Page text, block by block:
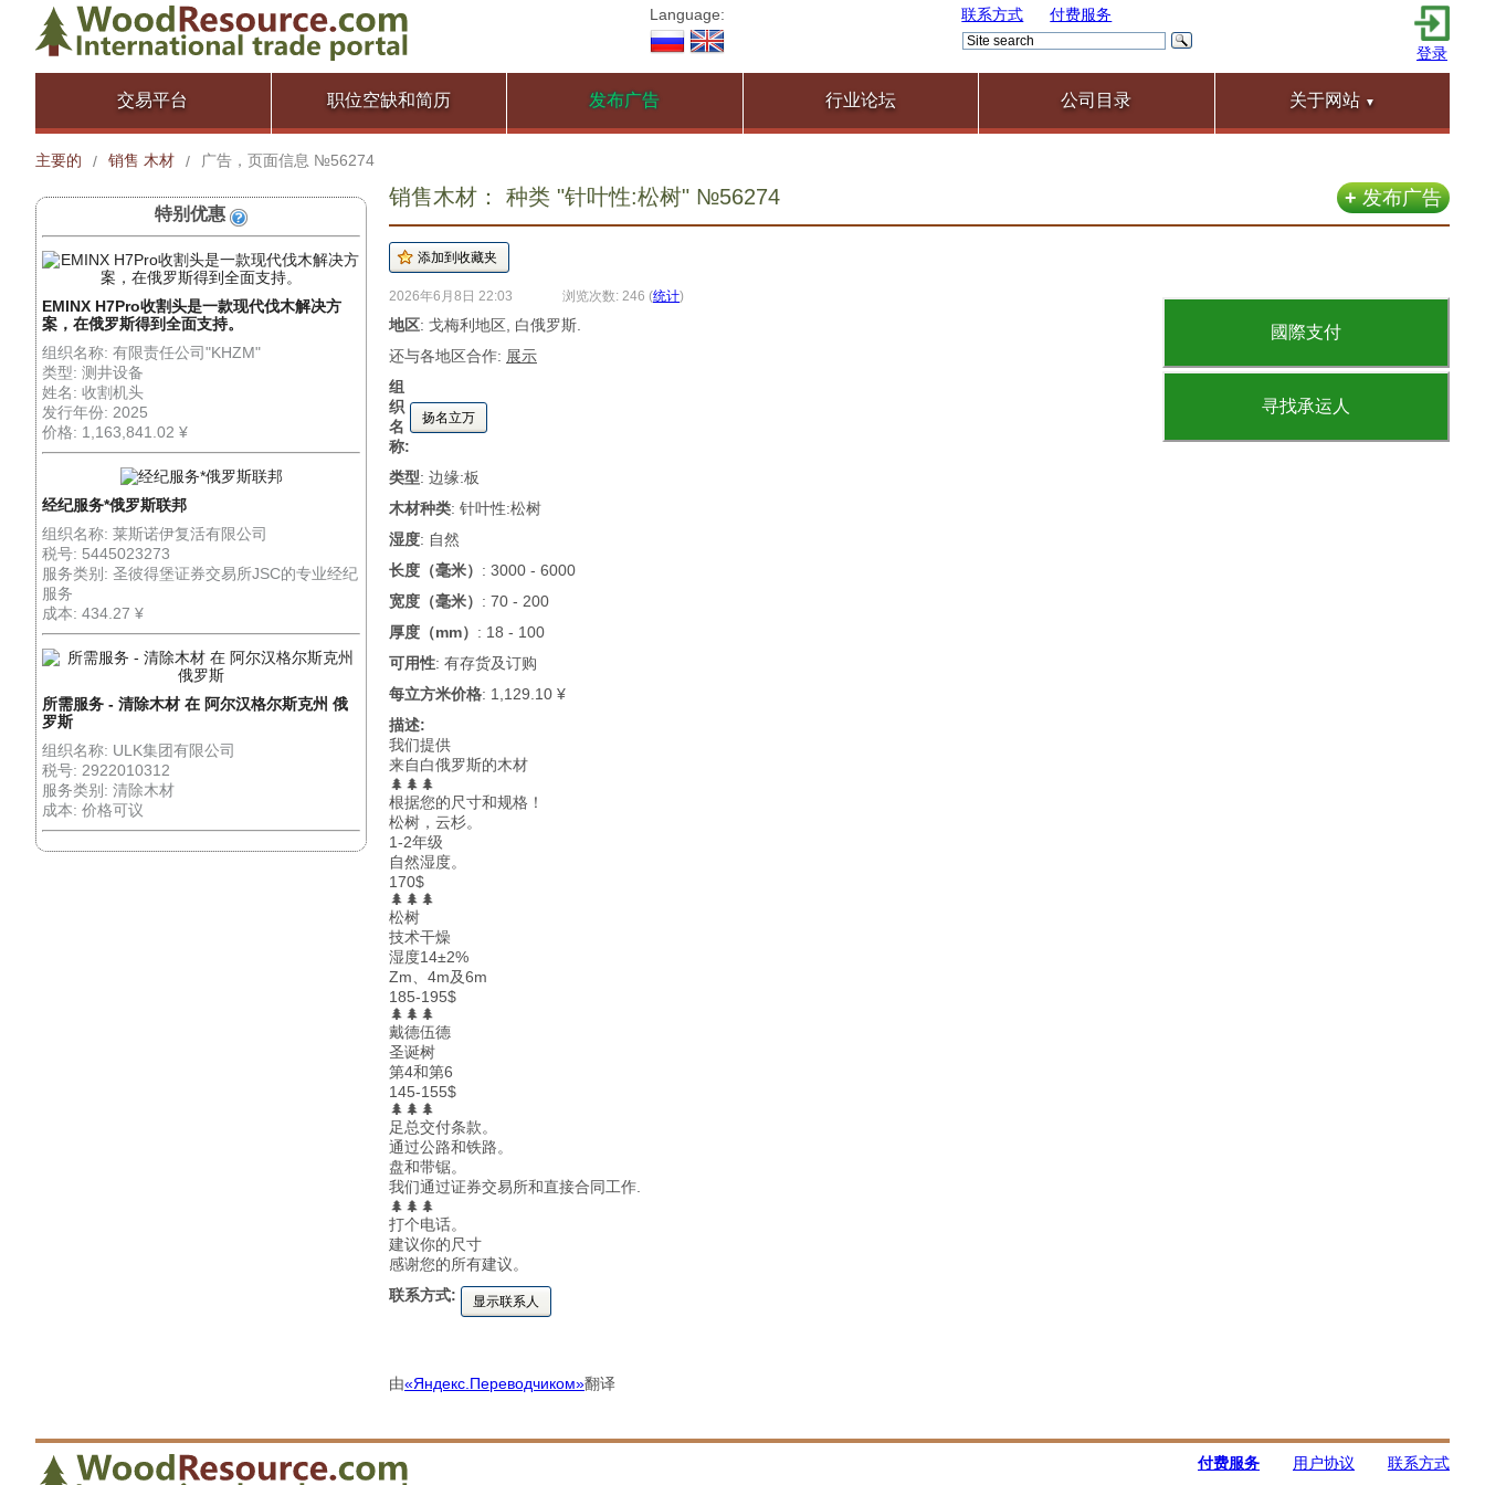
Language: 联系方式 付费服务
登录
交易平台 职位空缺和简历 发布广告 行业论坛 公司目录 关于网站 ▼
主要的 / 销售 木材 / 广告，页面信息 №56274
特别优惠
EMINX H7Pro收割头是一款现代伐木解决方
案，在俄罗斯得到全面支持。
组织名称: 有限责任公司"KHZM"
类型: 测井设备
姓名: 收割机头
发行年份: 2025
价格: 1,163,841.02 ¥
经纪服务*俄罗斯联邦
组织名称: 莱斯诺伊复活有限公司
税号: 5445023273
服务类别: 圣彼得堡证券交易所JSC的专业经纪
服务
成本: 434.27 ¥
所需服务 - 清除木材 在 阿尔汉格尔斯克州 俄
罗斯
组织名称: ULK集团有限公司
税号: 2922010312
服务类别: 清除木材
成本: 价格可议
+发布广告
销售木材： 种类 "针叶性:松树" №56274
國際支付
寻找承运人
2026年6月8日 22:03 浏览次数: 246 (统计)
地区: 戈梅利地区, 白俄罗斯.
还与各地区合作: 展示
组
织
名
称:
扬名立万
类型: 边缘:板
木材种类: 针叶性:松树
湿度: 自然
长度（毫米） : 3000 - 6000
宽度（毫米） : 70 - 200
厚度（mm） : 18 - 100
可用性: 有存货及订购
每立方米价格: 1,129.10 ¥
描述:
我们提供
来自白俄罗斯的木材
🌲🌲🌲
根据您的尺寸和规格！
松树，云杉。
1-2年级
自然湿度。
170$
🌲🌲🌲
松树
技术干燥
湿度14±2%
Zm、4m及6m
185-195$
🌲🌲🌲
戴德伍德
圣诞树
第4和第6
145-155$
🌲🌲🌲
足总交付条款。
通过公路和铁路。
盘和带锯。
我们通过证券交易所和直接合同工作.
🌲🌲🌲
打个电话。
建议你的尺寸
感谢您的所有建议。
联系方式:
显示联系人
由«Яндекс.Переводчиком»翻译
付费服务 用户协议 联系方式